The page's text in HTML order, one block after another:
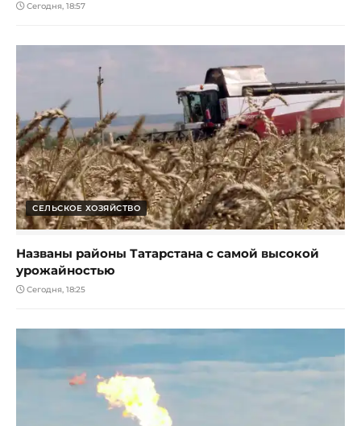
Сегодня, 18:57
СЕЛЬСКОЕ ХОЗЯЙСТВО
Названы районы Татарстана с самой высокой
урожайностью
Сегодня, 18:25